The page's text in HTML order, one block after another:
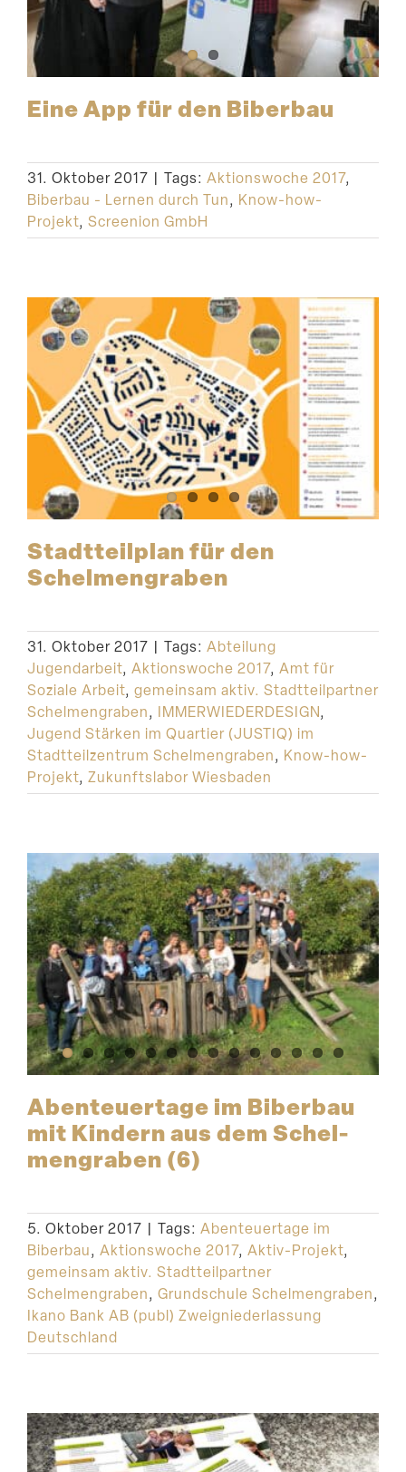
Eine App für den Biberbau
31. Oktober 2017 | Tags: Aktionswoche 2017,
Biberbau - Lernen durch Tun, Know-how-
Projekt, Screenion GmbH
Stadt­teilplan für den
Schelmengraben
31. Oktober 2017 | Tags: Abteilung
Jugendarbeit, Aktionswoche 2017, Amt für
Soziale Arbeit, gemeinsam aktiv. Stadtteilpartner
Schelmengraben, IMMERWIEDERDESIGN,
Jugend Stärken im Quartier (JUSTIQ) im
Stadtteilzentrum Schelmengraben, Know-how-
Projekt, Zukunftslabor Wiesbaden
Abenteu­ertage im Biberbau
mit Kindern aus dem Schel­
men­graben (6)
5. Oktober 2017 | Tags: Abenteuertage im
Biberbau, Aktionswoche 2017, Aktiv-Projekt,
gemeinsam aktiv. Stadtteilpartner
Schelmengraben, Grundschule Schelmengraben,
Ikano Bank AB (publ) Zweigniederlassung
Deutschland